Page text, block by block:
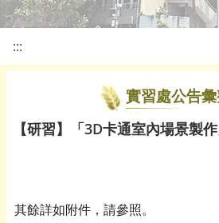
:::
實習處公告
【研習】「3D卡通室內場景製作
其餘詳如附件，請參照。